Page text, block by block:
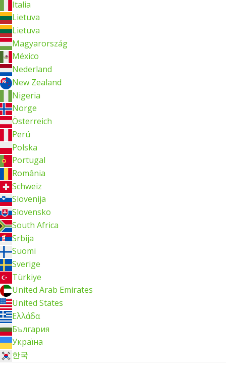
Italia
Lietuva
Lietuva
Magyarország
México
Nederland
New Zealand
Nigeria
Norge
Österreich
Perú
Polska
Portugal
România
Schweiz
Slovenija
Slovensko
South Africa
Srbija
Suomi
Sverige
Türkiye
United Arab Emirates
United States
Ελλάδα
България
Україна
한국